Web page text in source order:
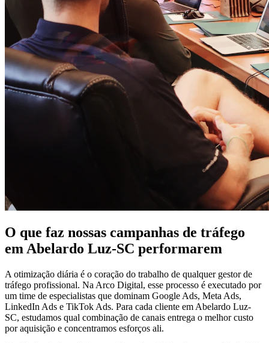
O que faz nossas campanhas de tráfego
em Abelardo Luz-SC performarem
A otimização diária é o coração do trabalho de qualquer gestor de
tráfego profissional. Na Arco Digital, esse processo é executado por
um time de especialistas que dominam Google Ads, Meta Ads,
LinkedIn Ads e TikTok Ads. Para cada cliente em Abelardo Luz-
SC, estudamos qual combinação de canais entrega o melhor custo
por aquisição e concentramos esforços ali.